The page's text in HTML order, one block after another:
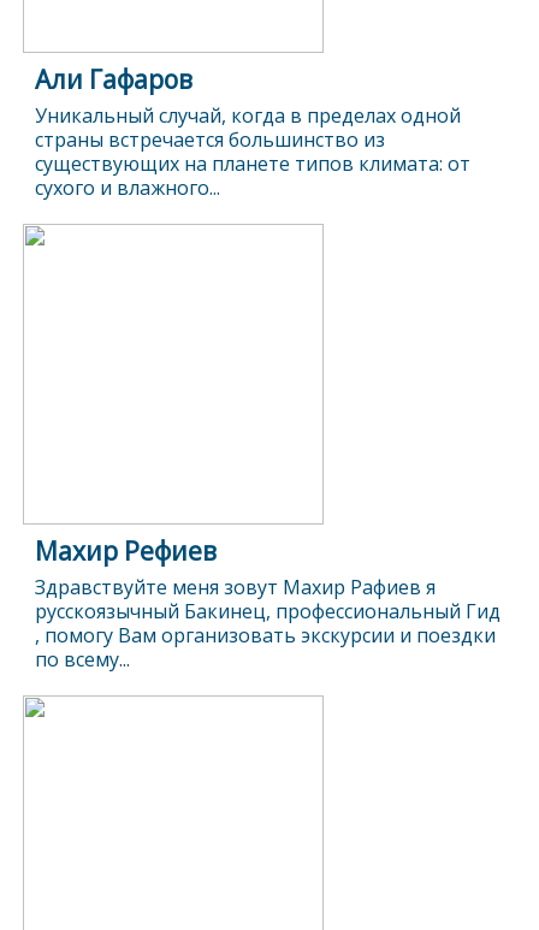
Али Гафаров
Уникальный случай, когда в пределах одной
страны встречается большинство из
существующих на планете типов климата: от
сухого и влажного...
Махир Рефиев
Здравствуйте меня зовут Махир Рафиев я
русскоязычный Бакинец, профессиональный Гид
, помогу Вам организовать экскурсии и поездки
по всему...